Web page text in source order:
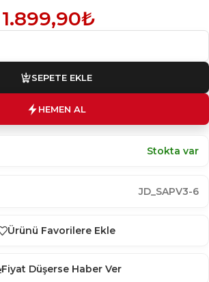
1.899,90₺
SEPETE EKLE
HEMEN AL
Stokta var
JD_SAPV3-6
Ürünü Favorilere Ekle
Fiyat Düşerse Haber Ver